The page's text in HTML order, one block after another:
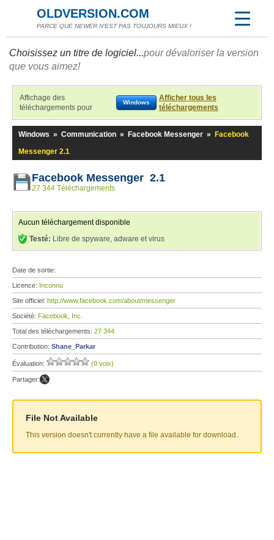
OLDVERSION.COM
PARCE QUE NEWER N'EST PAS TOUJOURS MIEUX !
Choisissez un titre de logiciel...pour dévaloriser la version
que vous aimez!
Affichage des
téléchargements pour
Windows
Afficher tous les
téléchargements
Windows » Communication » Facebook Messenger »
Facebook
Messenger 2.1
Facebook Messenger 2.1
27 344 Téléchargements
Aucun téléchargement disponible
Testé: Libre de spyware, adware et virus
Date de sortie:
Licence: Inconnu
Site officiel: http://www.facebook.com/about/messenger
Société: Facebook, Inc.
Total des téléchargements: 27 344
Contribution: Shane_Parkar
Évaluation: (0 voix)
Partager:
File Not Available
This version doesn't currently have a file available for download.